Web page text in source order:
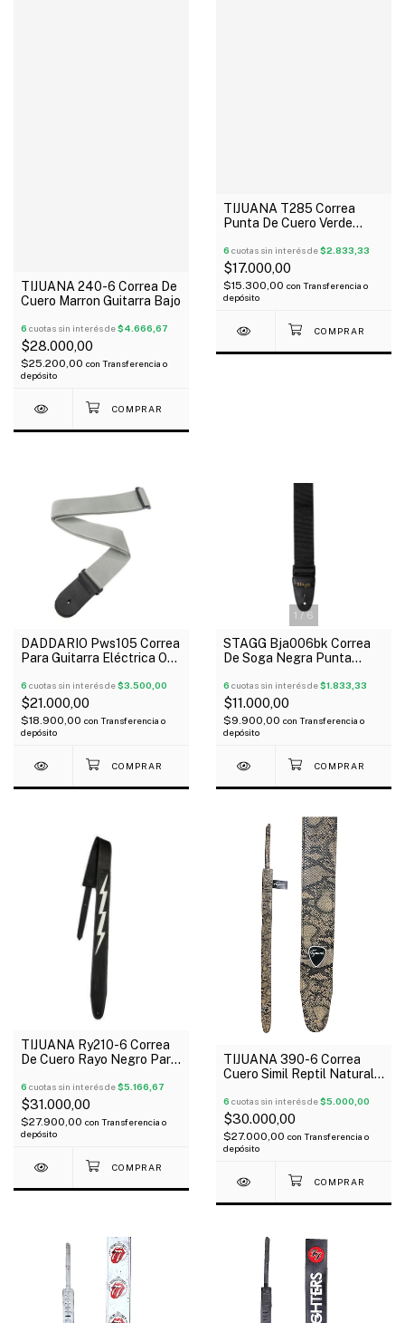
TIJUANA 240-6 Correa De
Cuero Marron Guitarra Bajo
6 cuotas sin interés de$4.666,67
$28.000,00
$25.200,00 con Transferencia o
depósito
TIJUANA T285 Correa
Punta De Cuero Verde
6 cuotas sin interés de$2.833,33
$17.000,00
$15.300,00 con Transferencia o
depósito
DADDARIO Pws105 Correa
Para Guitarra Eléctrica O
6 cuotas sin interés de$3.500,00
$21.000,00
$18.900,00 con Transferencia o
depósito
1 /6
STAGG Bja006bk Correa
De Soga Negra Punta
6 cuotas sin interés de$1.833,33
$11.000,00
$9.900,00 con Transferencia o
depósito
TIJUANA Ry210-6 Correa
De Cuero Rayo Negro Para
6 cuotas sin interés de$5.166,67
$31.000,00
$27.900,00 con Transferencia o
depósito
TIJUANA 390-6 Correa
Cuero Simil Reptil Natural
6 cuotas sin interés de$5.000,00
$30.000,00
$27.000,00 con Transferencia o
depósito